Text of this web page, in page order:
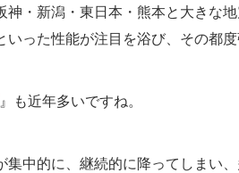
・新潟・東日本・熊本と大きな
いった性能が注目を浴び、その都度
』も近年多いですね。
集中的に、継続的に降ってしまい